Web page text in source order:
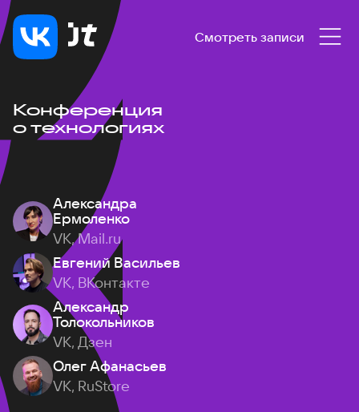
Смотреть записи
Конференция
о технологиях
Александра
Ермоленко
VK, Mail.ru
Евгений Васильев
VK, ВКонтакте
Александр
Толокольников
VK, Дзен
Олег Афанасьев
VK, RuStore